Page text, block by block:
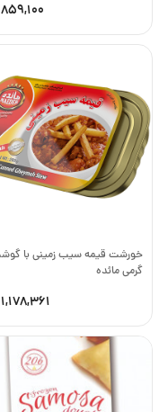
859,100
گرمی مائده
1,178,361